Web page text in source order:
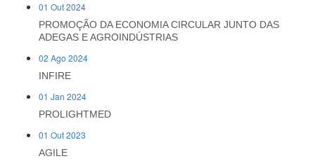
01 Out 2024
PROMOÇÃO DA ECONOMIA CIRCULAR JUNTO DAS
ADEGAS E AGROINDÚSTRIAS
02 Ago 2024
INFIRE
01 Jan 2024
PROLIGHTMED
01 Out 2023
AGILE